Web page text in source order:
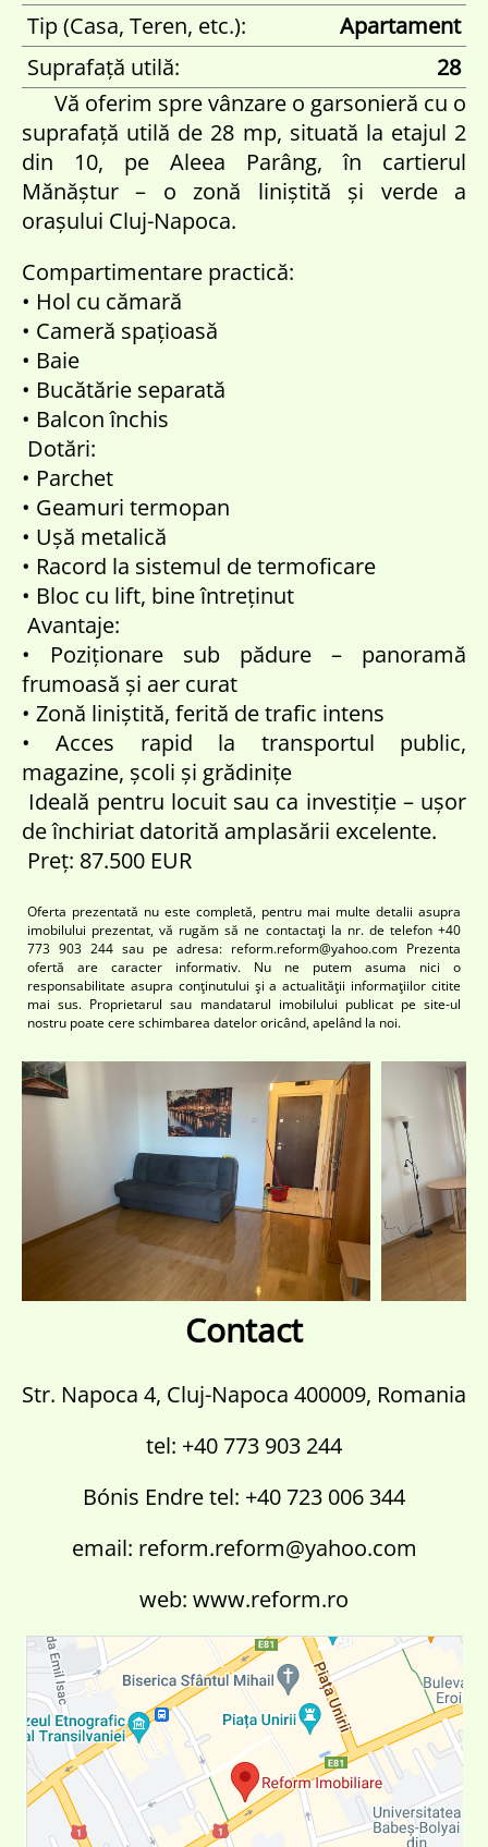
Tip (Casa, Teren, etc.):
Apartament
Suprafață utilă:
28
Vă oferim spre vânzare o garsonieră cu o
suprafață utilă de 28 mp, situată la etajul 2
din 10, pe Aleea Parâng, în cartierul
Mănăștur – o zonă liniștită și verde a
orașului Cluj-Napoca.
Compartimentare practică:
• Hol cu cămară
• Cameră spațioasă
• Baie
• Bucătărie separată
• Balcon închis
Dotări:
• Parchet
• Geamuri termopan
• Ușă metalică
• Racord la sistemul de termoficare
• Bloc cu lift, bine întreținut
Avantaje:
• Poziționare sub pădure – panoramă
frumoasă și aer curat
• Zonă liniștită, ferită de trafic intens
• Acces rapid la transportul public,
magazine, școli și grădinițe
Ideală pentru locuit sau ca investiție – ușor
de închiriat datorită amplasării excelente.
Preț: 87.500 EUR
Oferta prezentată nu este completă, pentru mai multe detalii asupra
imobilului prezentat, vă rugăm să ne contactaţi la nr. de telefon +40
773 903 244 sau pe adresa: reform.reform@yahoo.com Prezenta
ofertă are caracter informativ. Nu ne putem asuma nici o
responsabilitate asupra conţinutului şi a actualităţii informaţiilor citite
mai sus. Proprietarul sau mandatarul imobilului publicat pe site-ul
nostru poate cere schimbarea datelor oricând, apelând la noi.
Contact
Str. Napoca 4, Cluj-Napoca 400009, Romania
tel: +40 773 903 244
Bónis Endre tel: +40 723 006 344
email: reform.reform@yahoo.com
web: www.reform.ro